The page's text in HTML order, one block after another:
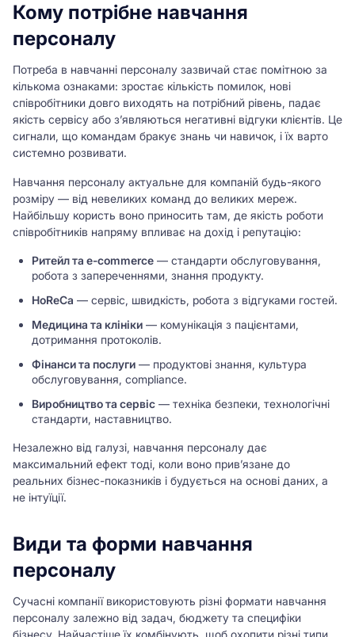
Кому потрібне навчання
персоналу
Потреба в навчанні персоналу зазвичай стає помітною за
кількома ознаками: зростає кількість помилок, нові
співробітники довго виходять на потрібний рівень, падає
якість сервісу або з’являються негативні відгуки клієнтів. Це
сигнали, що командам бракує знань чи навичок, і їх варто
системно розвивати.
Навчання персоналу актуальне для компаній будь-якого
розміру — від невеликих команд до великих мереж.
Найбільшу користь воно приносить там, де якість роботи
співробітників напряму впливає на дохід і репутацію:
Ритейл та e-commerce — стандарти обслуговування,
робота з запереченнями, знання продукту.
HoReCa — сервіс, швидкість, робота з відгуками гостей.
Медицина та клініки — комунікація з пацієнтами,
дотримання протоколів.
Фінанси та послуги — продуктові знання, культура
обслуговування, compliance.
Виробництво та сервіс — техніка безпеки, технологічні
стандарти, наставництво.
Незалежно від галузі, навчання персоналу дає
максимальний ефект тоді, коли воно прив’язане до
реальних бізнес-показників і будується на основі даних, а
не інтуїції.
Види та форми навчання
персоналу
Сучасні компанії використовують різні формати навчання
персоналу залежно від задач, бюджету та специфіки
бізнесу. Найчастіше їх комбінують, щоб охопити різні типи